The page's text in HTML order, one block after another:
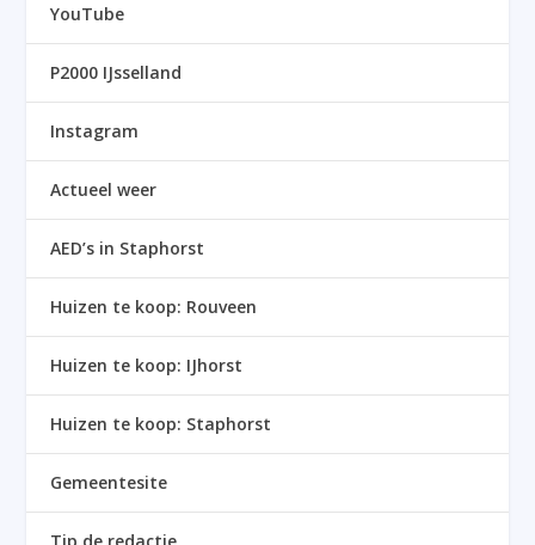
YouTube
P2000 IJsselland
Instagram
Actueel weer
AED’s in Staphorst
Huizen te koop: Rouveen
Huizen te koop: IJhorst
Huizen te koop: Staphorst
Gemeentesite
Tip de redactie